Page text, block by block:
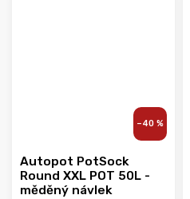
–40 %
Autopot PotSock
Round XXL POT 50L -
měděný návlek